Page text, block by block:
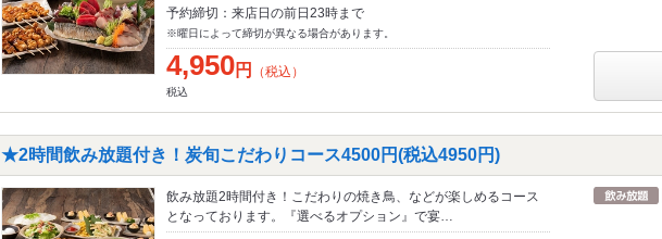
予約締切：来店日の前日23時まで
※曜日によって締切が異なる場合があります。
4,950円 （税込）
税込
★2時間飲み放題付き！炭旬こだわりコース4500円(税込4950円)
飲み放題2時間付き！こだわりの焼き鳥、などが楽しめるコース
となっております。『選べるオプション』で宴…